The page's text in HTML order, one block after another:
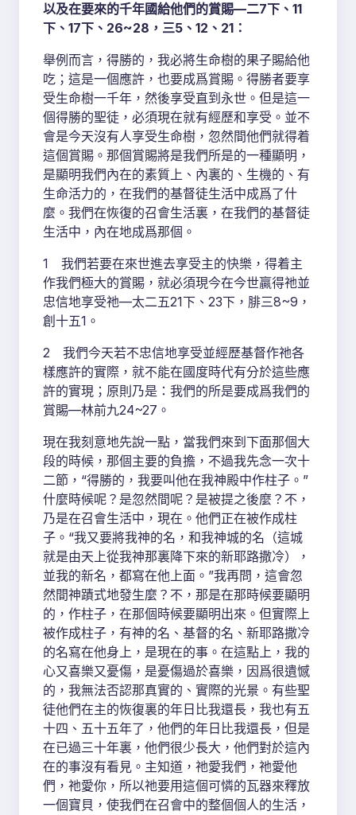
以及在要來的千年國給他們的賞賜—二7下、11
下、17下、26~28，三5、12、21：
舉例而言，得勝的，我必將生命樹的果子賜給他
吃；這是一個應許，也要成爲賞賜。得勝者要享
受生命樹一千年，然後享受直到永世。但是這一
個得勝的聖徒，必須現在就有經歷和享受。並不
會是今天沒有人享受生命樹，忽然間他們就得着
這個賞賜。那個賞賜將是我們所是的一種顯明，
是顯明我們內在的素質上、內裏的、生機的、有
生命活力的，在我們的基督徒生活中成爲了什
麼。我們在恢復的召會生活裏，在我們的基督徒
生活中，內在地成爲那個。
1 我們若要在來世進去享受主的快樂，得着主
作我們極大的賞賜，就必須現今在今世贏得祂並
忠信地享受祂—太二五21下、23下，腓三8~9，
創十五1。
2 我們今天若不忠信地享受並經歷基督作祂各
樣應許的實際，就不能在國度時代有分於這些應
許的實現；原則乃是：我們的所是要成爲我們的
賞賜—林前九24~27。
現在我刻意地先說一點，當我們來到下面那個大
段的時候，那個主要的負擔，不過我先念一次十
二節，“得勝的，我要叫他在我神殿中作柱子。”
什麼時候呢？是忽然間呢？是被提之後麼？不，
乃是在召會生活中，現在。他們正在被作成柱
子。“我又要將我神的名，和我神城的名（這城
就是由天上從我神那裏降下來的新耶路撒冷），
並我的新名，都寫在他上面。”我再問，這會忽
然間神蹟式地發生麼？不，那是在那時候要顯明
的，作柱子，在那個時候要顯明出來。但實際上
被作成柱子，有神的名、基督的名、新耶路撒冷
的名寫在他身上，是現在的事。在這點上，我的
心又喜樂又憂傷，是憂傷過於喜樂，因爲很遺憾
的，我無法否認那真實的、實際的光景。有些聖
徒他們在主的恢復裏的年日比我還長，我也有五
十四、五十五年了，他們的年日比我還長，但是
在已過三十年裏，他們很少長大，他們對於這內
在的事沒有看見。主知道，祂愛我們，祂愛他
們，祂愛你，所以祂要用這個可憐的瓦器來釋放
一個寶貝，使我們在召會中的整個個人的生活，